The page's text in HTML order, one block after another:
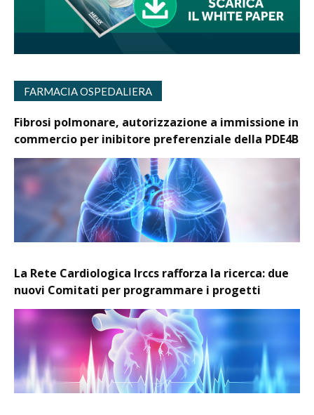
FARMACIA OSPEDALIERA
Fibrosi polmonare, autorizzazione a immissione in
commercio per inibitore preferenziale della PDE4B
La Rete Cardiologica Irccs rafforza la ricerca: due
nuovi Comitati per programmare i progetti